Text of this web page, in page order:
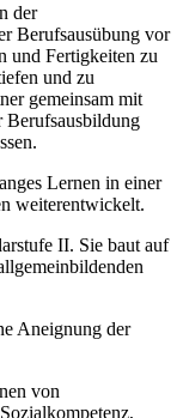
der
Berufsausübung vor
und Fertigkeiten zu
und zu
gemeinsam mit
Berufsausbildung
Lernen in einer
weiterentwickelt.
II. Sie baut auf
Aneignung der
von